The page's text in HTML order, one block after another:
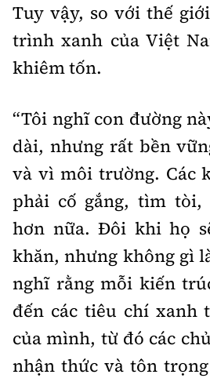
Tuy vậy, so với thế
trình xanh của Việt
khiêm tốn.
“Tôi nghĩ con đường
dài, nhưng rất bền
và vì môi trường. Các
phải cố gắng, tìm tòi,
hơn nữa. Đôi khi họ
khăn, nhưng không gì
nghĩ rằng mỗi kiến
đến các tiêu chí xanh
của mình, từ đó các
nhận thức và tôn